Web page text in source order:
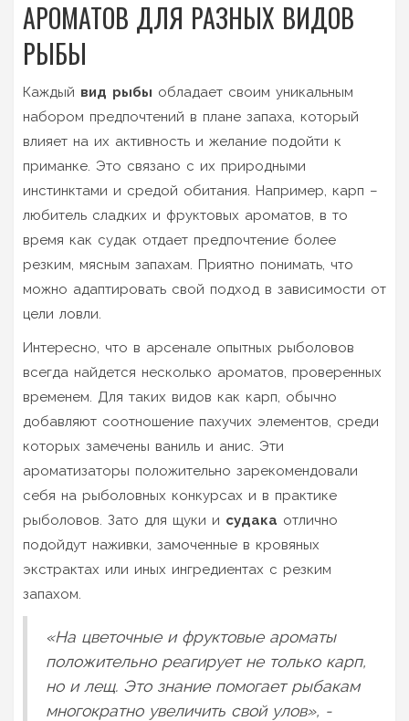
АРОМАТОВ ДЛЯ РАЗНЫХ ВИДОВ
РЫБЫ
Каждый вид рыбы обладает своим уникальным
набором предпочтений в плане запаха, который
влияет на их активность и желание подойти к
приманке. Это связано с их природными
инстинктами и средой обитания. Например, карп –
любитель сладких и фруктовых ароматов, в то
время как судак отдает предпочтение более
резким, мясным запахам. Приятно понимать, что
можно адаптировать свой подход в зависимости от
цели ловли.
Интересно, что в арсенале опытных рыболовов
всегда найдется несколько ароматов, проверенных
временем. Для таких видов как карп, обычно
добавляют соотношение пахучих элементов, среди
которых замечены ваниль и анис. Эти
ароматизаторы положительно зарекомендовали
себя на рыболовных конкурсах и в практике
рыболовов. Зато для щуки и судака отлично
подойдут наживки, замоченные в кровяных
экстрактах или иных ингредиентах с резким
запахом.
«На цветочные и фруктовые ароматы
положительно реагирует не только карп,
но и лещ. Это знание помогает рыбакам
многократно увеличить свой улов», -